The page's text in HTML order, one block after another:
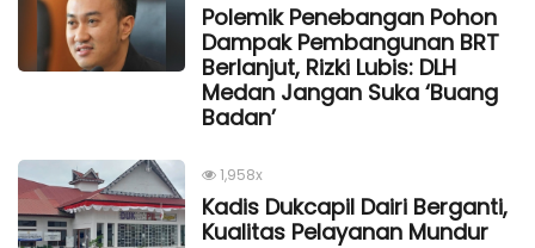
Polemik Penebangan Pohon
Dampak Pembangunan BRT
Berlanjut, Rizki Lubis: DLH
Medan Jangan Suka ‘Buang
Badan’
1,958x
Kadis Dukcapil Dairi Berganti,
Kualitas Pelayanan Mundur